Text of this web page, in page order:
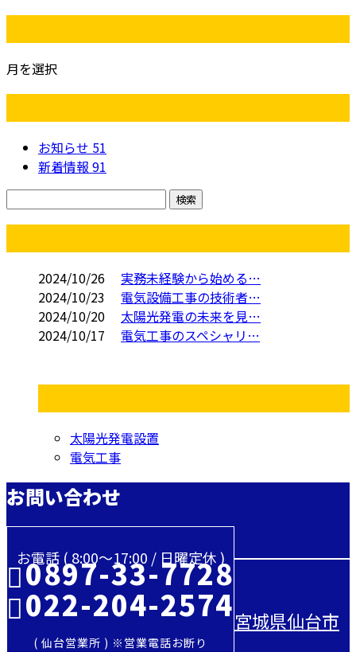
月を選択
お知らせ 51
新着情報 91
2024/10/26
実務未経験から始める…
2024/10/23
電気設備工事の技術者…
2024/10/20
太陽光発電の未来を見…
2024/10/17
電気工事のスペシャリ…
太陽光発電設置
電気工事
お問い合わせ
お電話 ( 8:00～17:00 / 日曜定休 )
0897-33-7728
022-204-2574
( 仙台営業所 ) ※営業電話お断り
宮城県仙台市